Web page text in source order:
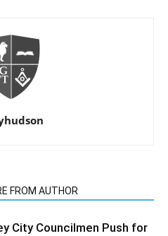
FROM AUTHOR
City Councilmen Push for